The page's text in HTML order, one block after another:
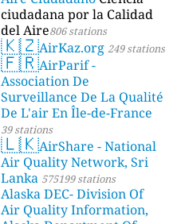
ciudadana por la Calidad
del Aire806 stations
🇰🇿AirKaz.org 249 stations
🇫🇷AirParif -
Association De
Surveillance De La Qualité
De L'air En Île-de-France
39 stations
🇱🇰AirShare - National
Air Quality Network, Sri
Lanka 575199 stations
Alaska DEC- Division Of
Air Quality Information,